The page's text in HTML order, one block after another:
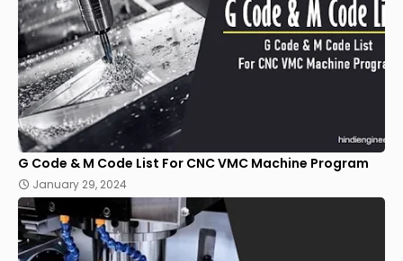
G Code & M Code List For CNC VMC Machine Program
January 29, 2024